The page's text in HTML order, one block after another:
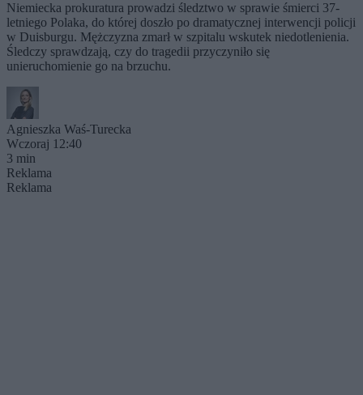
Niemiecka prokuratura prowadzi śledztwo w sprawie śmierci 37-
letniego Polaka, do której doszło po dramatycznej interwencji policji
w Duisburgu. Mężczyzna zmarł w szpitalu wskutek niedotlenienia.
Śledczy sprawdzają, czy do tragedii przyczyniło się
unieruchomienie go na brzuchu.
Agnieszka Waś-Turecka
Wczoraj 12:40
3 min
Reklama
Reklama